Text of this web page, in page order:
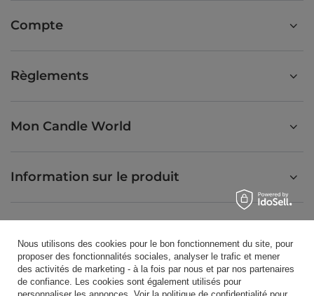
Compte
Règlements
Mon Candle World
Information sur le produit
Raccourci
Nous utilisons des cookies pour le bon fonctionnement du site, pour
proposer des fonctionnalités sociales, analyser le trafic et mener
des activités de marketing - à la fois par nous et par nos partenaires
de confiance. Les cookies sont également utilisés pour